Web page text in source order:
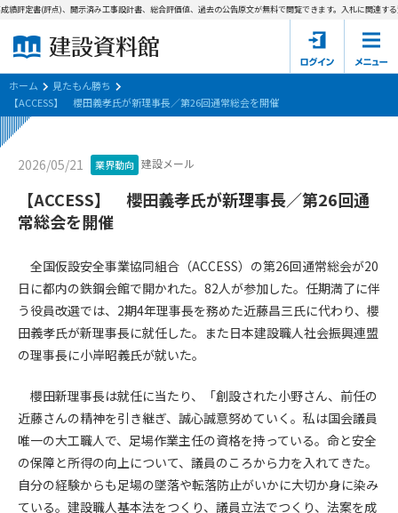
建設資料館とは
東京都の入札資料
国土交通省の入札資料
見たもん勝ち
会員登録について
サポーター会員一覧
会社概要
会員規約
評定書(評点)、開示済み工事設計書、総合評価値、過去の公告原文が無料で閲覧できます。入札に関連する
ホーム
見たもん勝ち
【ACCESS】 櫻田義孝氏が新理事長／第26回通常総会を開催
2026/05/21 業界動向 建設メール
【ACCESS】 櫻田義孝氏が新理事長／第26回通
常総会を開催
全国仮設安全事業協同組合（ACCESS）の第26回通常総会が20
日に都内の鉄鋼会館で開かれた。82人が参加した。任期満了に伴
う役員改選では、2期4年理事長を務めた近藤昌三氏に代わり、櫻
田義孝氏が新理事長に就任した。また日本建設職人社会振興連盟
の理事長に小岸昭義氏が就いた。
櫻田新理事長は就任に当たり、「創設された小野さん、前任の
近藤さんの精神を引き継ぎ、誠心誠意努めていく。私は国会議員
唯一の大工職人で、足場作業主任の資格を持っている。命と安全
の保障と所得の向上について、議員のころから力を入れてきた。
自分の経験からも足場の墜落や転落防止がいかに大切か身に染み
ている。建設職人基本法をつくり、議員立法でつくり、法案を成
第1条（規約の目的）
会員サービスの利用条件等について定めるものです。
2. 管理者が建設資料館WEB上で随時掲載するルールは本規約の
一部を構成するものとします。
第2条（規約の変更）
本規約は、会員の了承を得ることなく、随時変更されることが
ちに全ての会員が了承したものとみなします。
第4条（会員審査および資格の取り消し）
会員とは、本規約を承諾の上、所定の会員申込手続きを完了
後、管理者がこれを承認した者をいいます。